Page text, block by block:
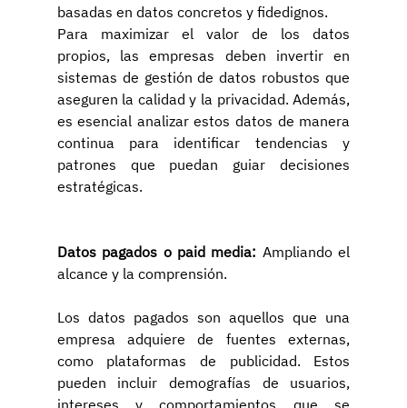
basadas en datos concretos y fidedignos.
Para maximizar el valor de los datos
propios, las empresas deben invertir en
sistemas de gestión de datos robustos que
aseguren la calidad y la privacidad. Además,
es esencial analizar estos datos de manera
continua para identificar tendencias y
patrones que puedan guiar decisiones
estratégicas.
Datos pagados o paid media: Ampliando el
alcance y la comprensión.
Los datos pagados son aquellos que una
empresa adquiere de fuentes externas,
como plataformas de publicidad. Estos
pueden incluir demografías de usuarios,
intereses y comportamientos que se